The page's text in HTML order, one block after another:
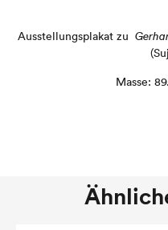
Ausstellungsplakat zu
Masse: